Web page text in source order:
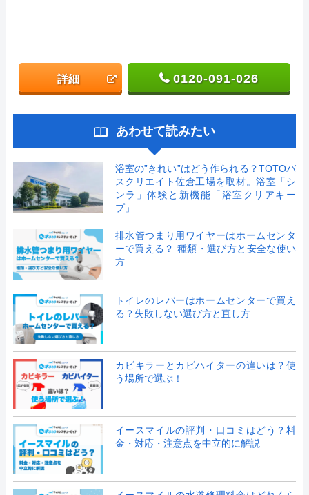
詳細 0120-091-026
あわせて読みたい
浴室の”きれい”はどう作られる？TOTOバ
スクリエイト佐倉工場を取材。浴室「シ
ンラ」体験と新機能「浴室クリアキー
プ」
排水管つまり用ワイヤーはホームセンタ
ーで買える？ 種類・選び方と安全な使い
方
トイレのレバーはホームセンターで買え
る？失敗しない選び方と直し方
カビキラーとカビハイターの違いは？使
う場所で選ぶ！
イースマイルの評判・口コミはどう？料
金・対応・注意点を中立的に解説